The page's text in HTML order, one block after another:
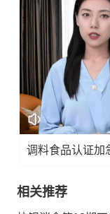
调料食品认证加
相关推荐